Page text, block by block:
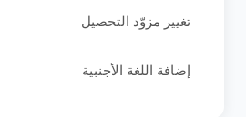
تغيير مزوّد التحصيل
إضافة اللغة الأجنبية